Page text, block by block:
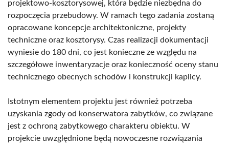
projektowo-kosztorysowej, która będzie niezbędna do
rozpoczęcia przebudowy. W ramach tego zadania zostaną
opracowane koncepcje architektoniczne, projekty
techniczne oraz kosztorysy. Czas realizacji dokumentacji
wyniesie do 180 dni, co jest konieczne ze względu na
szczegółowe inwentaryzacje oraz konieczność oceny stanu
technicznego obecnych schodów i konstrukcji kaplicy.
Istotnym elementem projektu jest również potrzeba
uzyskania zgody od konserwatora zabytków, co związane
jest z ochroną zabytkowego charakteru obiektu. W
projekcie uwzględnione będą nowoczesne rozwiązania